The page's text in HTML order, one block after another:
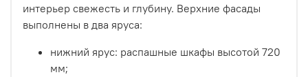
интерьер свежесть и глубину. Верхние фасады
выполнены в два яруса:
нижний ярус: распашные шкафы высотой 720
мм;